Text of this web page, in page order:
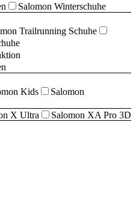
Salomon Winterschuhe
Trailrunning Schuhe
Kids
Salomon
X Ultra
Salomon XA Pro 3D